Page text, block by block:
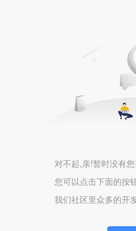
对不起,亲!暂时没有
您可以点击下面的按
我们社区里众多的开